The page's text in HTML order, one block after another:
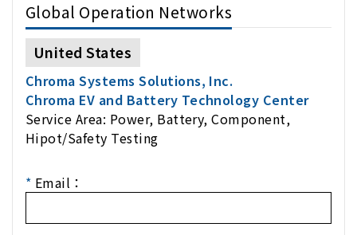
Global Operation Networks
United States
Chroma Systems Solutions, Inc.
Chroma EV and Battery Technology Center
Service Area: Power, Battery, Component,
Hipot/Safety Testing
* Email：